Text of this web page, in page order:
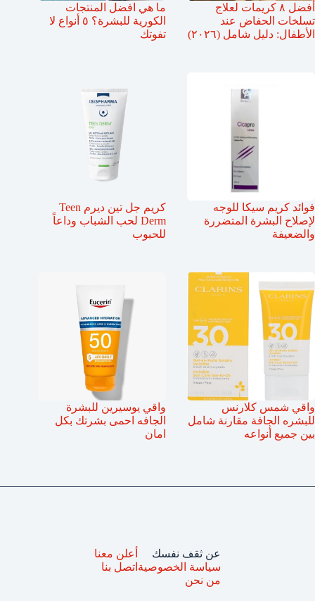
أفضل ٨ كريمات لعلاج
تسلخات الحفاض عند
الأطفال: دليل شامل (٢٠٢٦)
ما هي افضل المنتجات
الكورية للبشرة؟ ٥ أنواع لا
تفوتك
فوائد كريم سيكا للوجه
لإصلاح البشرة المتضررة
والضعيفة
كريم جل تين ديرم Teen
Derm لحب الشباب وداعاً
للحبوب
واقي شمس كلارنس
للبشره الجافة مقارنة شامل
بين جميع أنواعه
واقي يوسيرين للبشرة
الجافه احمى بشرتك بكل
امان
عن ثقف نفسك
سياسة الخصوصية
من نحن
أعلن معنا
اتصل بنا